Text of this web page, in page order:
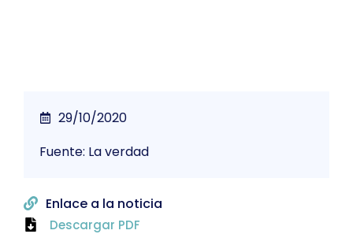
29/10/2020
Fuente: La verdad
Enlace a la noticia
Descargar PDF